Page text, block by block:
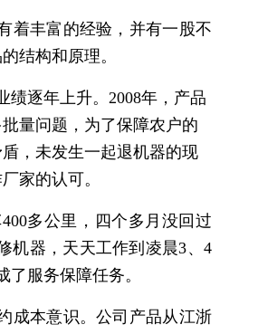
有着丰富的经验，并有一股不
结构和原理。
绩逐年上升。2008年，产品
批量问题，为了保障农户的
，未发生一起退机器的现
家的认可。
公里，四个多月没回过
机器，天天工作到凌晨3、4
服务保障任务。
成本意识。公司产品从江浙